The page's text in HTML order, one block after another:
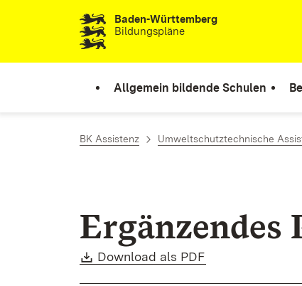
Zum Inhalt springenBaden-Württemberg
Bildungspläne
Allgemein bildende Schulen
BK Assistenz Umweltschutztechnische
Download:
Down­load als PDF